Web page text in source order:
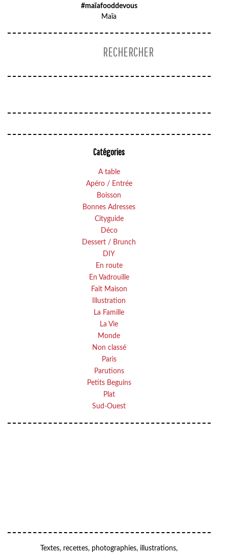
#maïafooddevous
Maïa
Catégories
A table
Apéro / Entrée
Boisson
Bonnes Adresses
Cityguide
Déco
Dessert / Brunch
DIY
En route
En Vadrouille
Fait Maison
Illustration
La Famille
La Vie
Monde
Non classé
Paris
Parutions
Petits Beguins
Plat
Sud-Ouest
Textes, recettes, photographies, illustrations,